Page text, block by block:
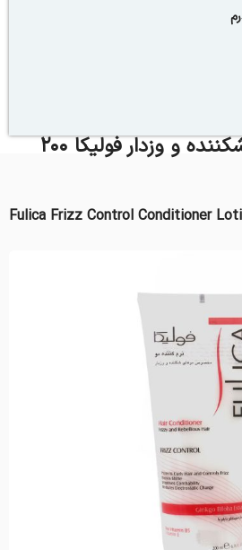
نرم کننده موهای شکننده و وزدار فولیکا ۲۰۰
Fulica Frizz Control Conditioner